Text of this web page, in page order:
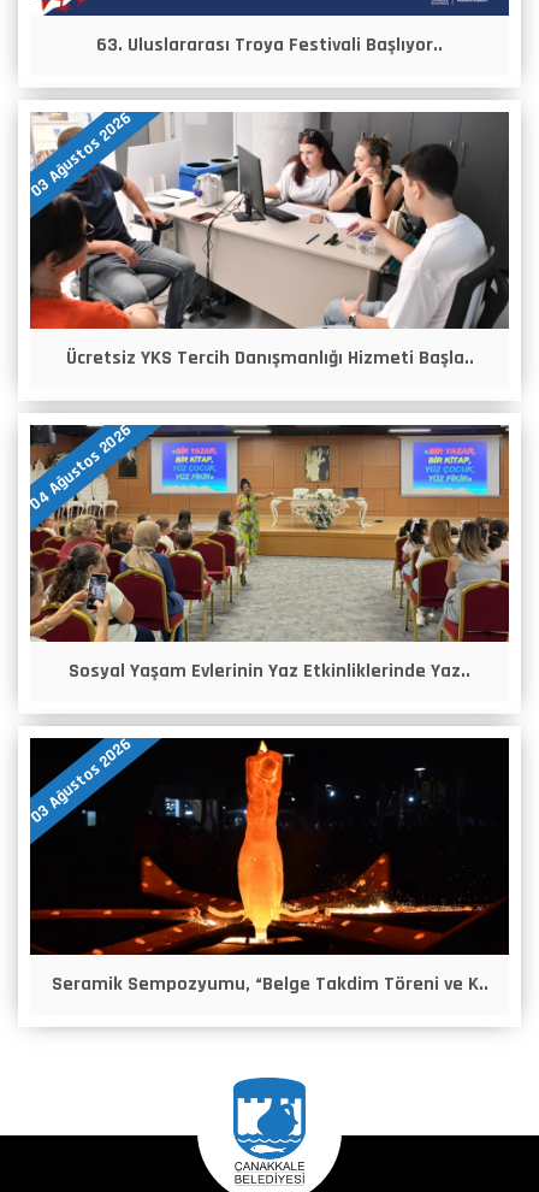
63. Uluslararası Troya Festivali Başlıyor..
03 Ağustos 2026
Ücretsiz YKS Tercih Danışmanlığı Hizmeti Başla..
04 Ağustos 2026
Sosyal Yaşam Evlerinin Yaz Etkinliklerinde Yaz..
03 Ağustos 2026
Seramik Sempozyumu, “Belge Takdim Töreni ve K..